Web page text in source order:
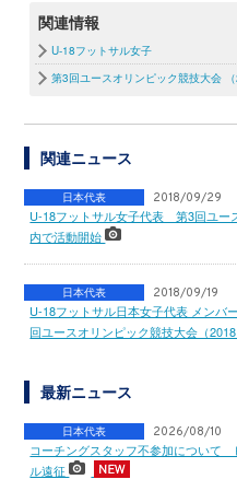
関連情報
U-18フットサル女子
第3回ユースオリンピック競技大会
関連ニュース
日本代表 2018/09/29
U-18フットサル女子代表 第3回ユー
内で活動開始
日本代表 2018/09/19
U-18フットサル日本女子代表 メンバ
回ユースオリンピック競技大会（
最新ニュース
日本代表 2026/08/10
コーチングスタッフ不参加について
ル遠征